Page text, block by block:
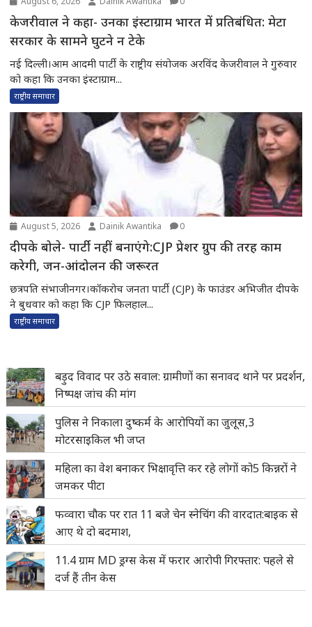
केजरीवाल ने कहा- उनका इंस्टाग्राम भारत में प्रतिबंधित: मेटा
सरकार के सामने घुटने न टेके
नई दिल्ली।आम आदमी पार्टी के राष्ट्रीय संयोजक अरविंद केजरीवाल ने गुरुवार
को कहा कि उनका इंस्टाग्राम...
राष्ट्रीय समाचार
August 5, 2026 Dainik Awantika 0
दीपके बोले- पार्टी नहीं बनाएंगे:CJP प्रेशर ग्रुप की तरह काम
करेगी, जन-आंदोलन की जरूरत
छत्रपति संभाजीनगर।कॉकरोच जनता पार्टी (CJP) के फाउंडर अभिजीत दीपके
ने बुधवार को कहा कि CJP फिलहाल...
राष्ट्रीय समाचार
बड़ुद विवाद पर उठे सवाल: ग्रामीणों का सनावद थाने पर प्रदर्शन,
निष्पक्ष जांच की मांग
पुलिस ने निकाला दुष्कर्म के आरोपियों का जुलूस,3
मोटरसाइकिल भी जप्त
महिला का वेश बनाकर भिक्षावृत्ति कर रहे लोगों को5 किन्नरों ने
जमकर पीटा
फव्वारा चौक पर रात 11 बजे चेन स्नेचिंग की वारदात:बाइक से
आए थे दो बदमाश,
11.4 ग्राम MD ड्रग्स केस में फरार आरोपी गिरफ्तार: पहले से
दर्ज हैं तीन केस